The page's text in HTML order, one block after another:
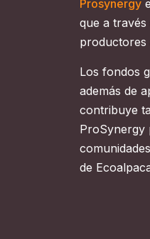
Prosynergy
que a
productores
Los fondos
además de
contribuye
ProSynergy
de